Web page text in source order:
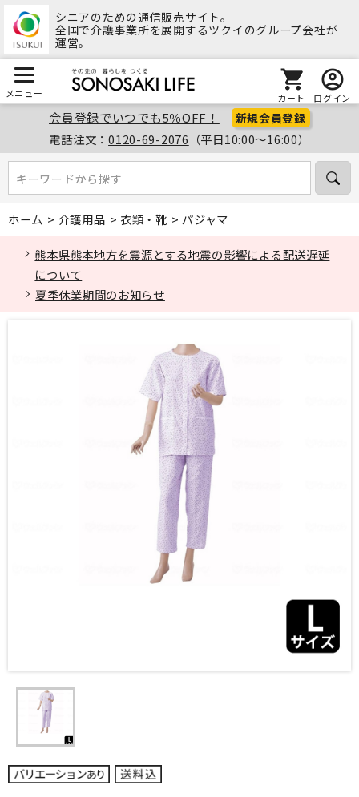
シニアのための通信販売サイト。
全国で介護事業所を展開するツクイのグループ会社が
運営。
メニュー カート ログイン
会員登録でいつでも5％OFF！ 新規会員登録
電話注文：0120-69-2076 （平日10:00～16:00）
キーワードから探す
キーワードから探す
ホーム > 介護用品 > 衣類・靴 > パジャマ
熊本県熊本地方を震源とする地震の影響による配送遅延
について
夏季休業期間のお知らせ